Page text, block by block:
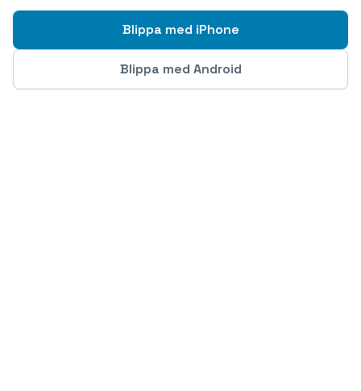
Blippa med iPhone
Blippa med Android